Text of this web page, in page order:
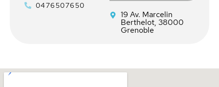
0476507650
19 Av. Marcelin
Berthelot, 38000
Grenoble